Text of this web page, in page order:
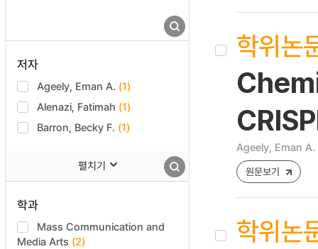
저자
Ageely, Eman A. (1)
Alenazi, Fatimah (1)
Barron, Becky F. (1)
펼치기
학과
Mass Communication and
Media Arts (2)
학위논
Ageely, Eman A.
원문보기
학위논